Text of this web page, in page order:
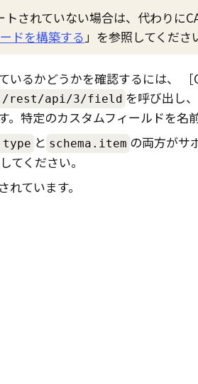
されていない場合は、代わりに
ドを構築する」を参照してくださ
るかどうかを確認するには、
/rest/api/3/field を呼び出し
。特定のカスタムフィールドを名
と schema.item の両方がサ
てください。
れています。